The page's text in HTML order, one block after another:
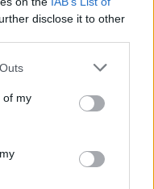
disclose it to other
of my
– Πάνω από
από τα
τις πυρκαγιές
από τις